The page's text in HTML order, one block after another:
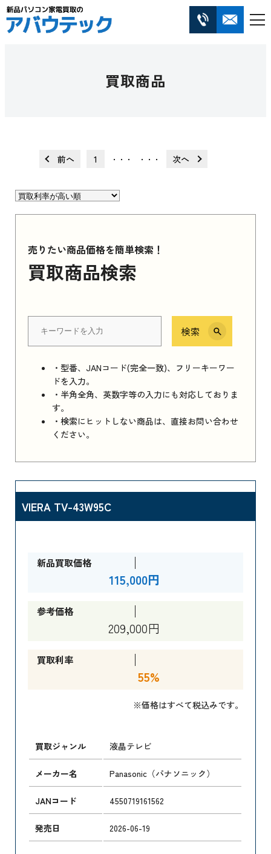
買取商品
前へ 1 ・・・ ・・・ 次へ
売りたい商品価格を簡単検索！
買取商品検索
検索
・型番、JANコード(完全一致)、フリーキーワー
ドを入力。
・半角全角、英数字等の入力にも対応しておりま
す。
・検索にヒットしない商品は、直接お問い合わせ
ください。
VIERA TV-43W95C
新品買取価格
115,000円
参考価格
209,000円
買取利率
55%
※価格はすべて税込みです。
買取ジャンル 液晶テレビ
メーカー名 Panasonic（パナソニック）
JANコード 4550719161562
発売日 2026-06-19